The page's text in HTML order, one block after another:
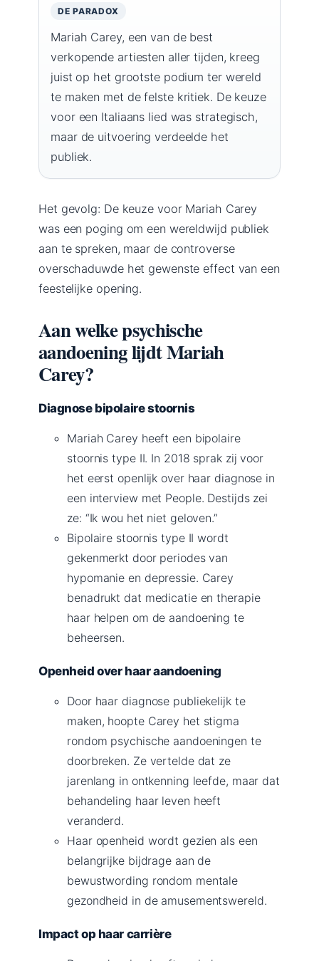
DE PARADOX
Mariah Carey, een van de best
verkopende artiesten aller tijden, kreeg
juist op het grootste podium ter wereld
te maken met de felste kritiek. De keuze
voor een Italiaans lied was strategisch,
maar de uitvoering verdeelde het
publiek.
Het gevolg: De keuze voor Mariah Carey
was een poging om een wereldwijd publiek
aan te spreken, maar de controverse
overschaduwde het gewenste effect van een
feestelijke opening.
Aan welke psychische
aandoening lijdt Mariah
Carey?
Diagnose bipolaire stoornis
Mariah Carey heeft een bipolaire
stoornis type II. In 2018 sprak zij voor
het eerst openlijk over haar diagnose in
een interview met People. Destijds zei
ze: “Ik wou het niet geloven.”
Bipolaire stoornis type II wordt
gekenmerkt door periodes van
hypomanie en depressie. Carey
benadrukt dat medicatie en therapie
haar helpen om de aandoening te
beheersen.
Openheid over haar aandoening
Door haar diagnose publiekelijk te
maken, hoopte Carey het stigma
rondom psychische aandoeningen te
doorbreken. Ze vertelde dat ze
jarenlang in ontkenning leefde, maar dat
behandeling haar leven heeft
veranderd.
Haar openheid wordt gezien als een
belangrijke bijdrage aan de
bewustwording rondom mentale
gezondheid in de amusementswereld.
Impact op haar carrière